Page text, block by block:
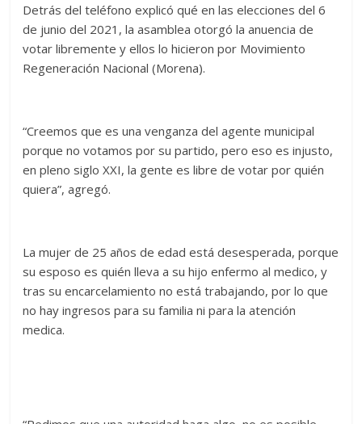
Detrás del teléfono explicó qué en las elecciones del 6
de junio del 2021, la asamblea otorgó la anuencia de
votar libremente y ellos lo hicieron por Movimiento
Regeneración Nacional (Morena).
“Creemos que es una venganza del agente municipal
porque no votamos por su partido, pero eso es injusto,
en pleno siglo XXI, la gente es libre de votar por quién
quiera”, agregó.
La mujer de 25 años de edad está desesperada, porque
su esposo es quién lleva a su hijo enfermo al medico, y
tras su encarcelamiento no está trabajando, por lo que
no hay ingresos para su familia ni para la atención
medica.